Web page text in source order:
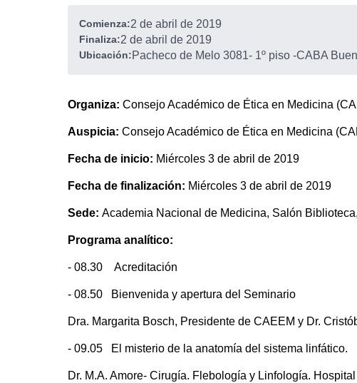
Comienza:2 de abril de 2019
Finaliza:2 de abril de 2019
Ubicación:Pacheco de Melo 3081- 1º piso -CABA
Organiza: Consejo Académico de Ética en Medicina
Auspicia: Consejo Académico de Ética en Medicina
Fecha de inicio: Miércoles 3 de abril de 2019
Fecha de finalización: Miércoles 3 de abril de 2019
Sede: Academia Nacional de Medicina, Salón
Programa analítico:
- 08.30 Acreditación
- 08.50 Bienvenida y apertura del Seminario
Dra. Margarita Bosch, Presidente de CAEEM y Dr.
- 09.05 El misterio de la anatomía del sistema linfático.
Dr. M.A. Amore- Cirugía. Flebología y Linfología.